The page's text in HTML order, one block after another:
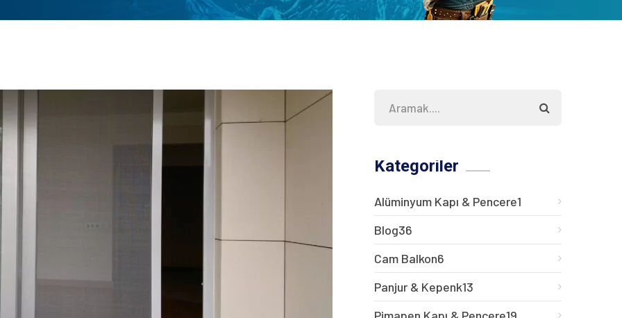
Kategoriler
Alüminyum Kapı & Pencere1
Blog36
Cam Balkon6
Panjur & Kepenk13